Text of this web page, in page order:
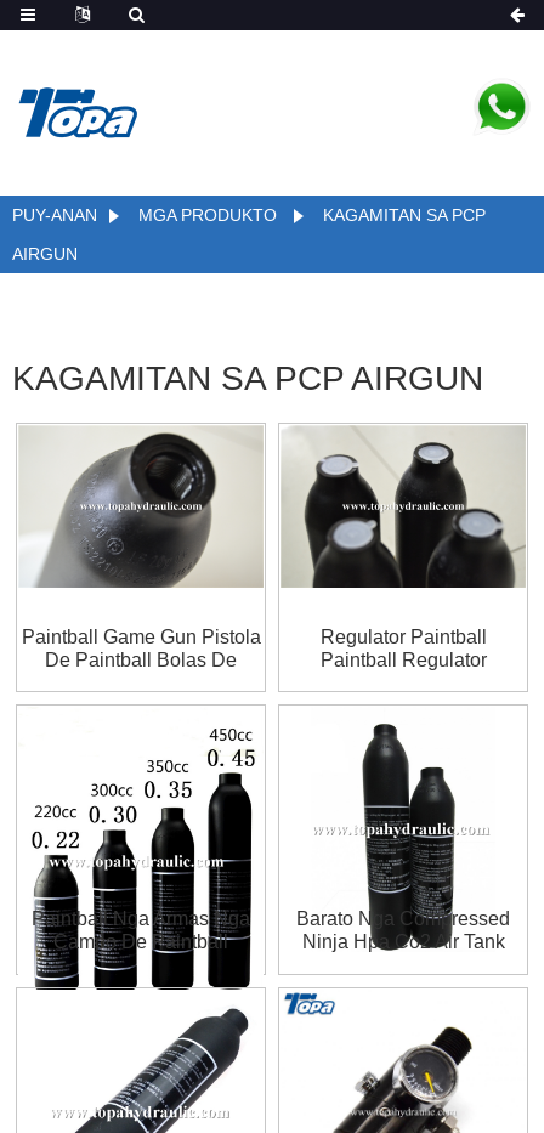
PUY-ANAN MGA PRODUKTO
KAGAMITAN SA PCP
AIRGUN
KAGAMITAN SA PCP AIRGUN
Paintball Game Gun Pistola
De Paintball Bolas De
Regulator Paintball
Paintball Regulator
Pusil
Paintball Nga Armas Nga
Campo De Paintball
Mahimo’g Mahimo Ang Mga
Taghimo Og Paintball
Barato Nga Compressed
Ninja Hpa Co2 Air Tank